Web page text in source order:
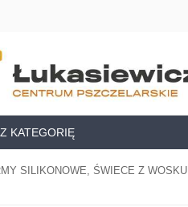
KATEGORIĘ
SILIKONOWE, ŚWIECE Z WOSKU